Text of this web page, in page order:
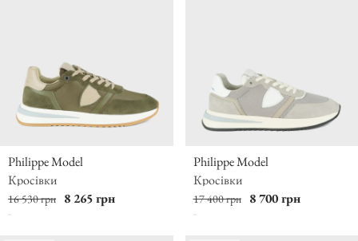
Philippe Model
Кросівки
16 530 грн 8 265 грн
Philippe Model
Кросівки
17 400 грн 8 700 грн